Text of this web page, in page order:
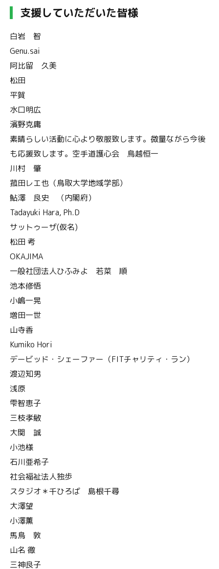
支援していただいた皆様
白岩 智
Genu.sai
阿比留 久美
松田
平賀
水口明広
濱野克庸
素晴らしい活動に心より敬服致します。微量ながら今後
も応援致します。空手道護心会 鳥越恒一
川村 肇
菰田レエ也（鳥取大学地域学部）
鮎澤 良史 （内閣府）
Tadayuki Hara, Ph.D
サットゥーザ(仮名)
松田 考
OKAJIMA
一般社団法人ひふみよ 若菜 順
池本修悟
小嶋一晃
増田一世
山寺香
Kumiko Hori
デービッド・シェーファー（FITチャリティ・ラン）
渡辺知男
浅原
雫智恵子
三枝孝敏
大関 誠
小池様
石川亜希子
社会福祉法人独歩
スタジオ＊千ひろば 島根千尋
大澤望
小澤薫
馬鳥 敦
山名 徹
三神良子